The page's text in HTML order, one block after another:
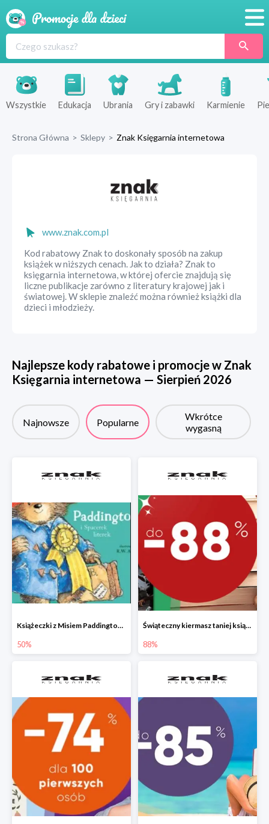
Produkty
Sklepy
Wszystkie Edukacja Ubrania Gry i zabawki Karmienie
Strona Główna > Sklepy > Znak Księgarnia internetowa
www.znak.com.pl
Kod rabatowy Znak to doskonały sposób na zakup
książek w niższych cenach. Jak to działa? Znak to
księgarnia internetowa, w której ofercie znajdują się
liczne publikacje zarówno z literatury krajowej jak i
światowej. W sklepie znaleźć można również książki dla
dzieci i młodzieży.
Najlepsze kody rabatowe i promocje w Znak
Księgarnia internetowa — Sierpień 2026
Najnowsze Popularne
Wkrótce
wygasną
Książeczki z Misiem Paddingtonem do -50%
50%
Świąteczny kiermasz taniej książki
88%